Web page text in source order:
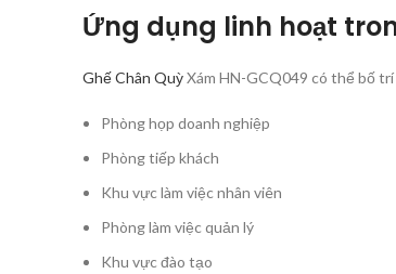
Ứng dụng linh hoạt
Ghế Chân QuỳXám HN-GCQ049 có thể bố
Phòng họp doanh nghiệp
Phòng tiếp khách
Khu vực làm việc nhân viên
Phòng làm việc quản lý
Khu vực đào tạo